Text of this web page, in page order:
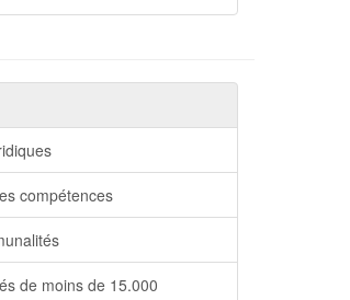
compétences
de moins de 15.000